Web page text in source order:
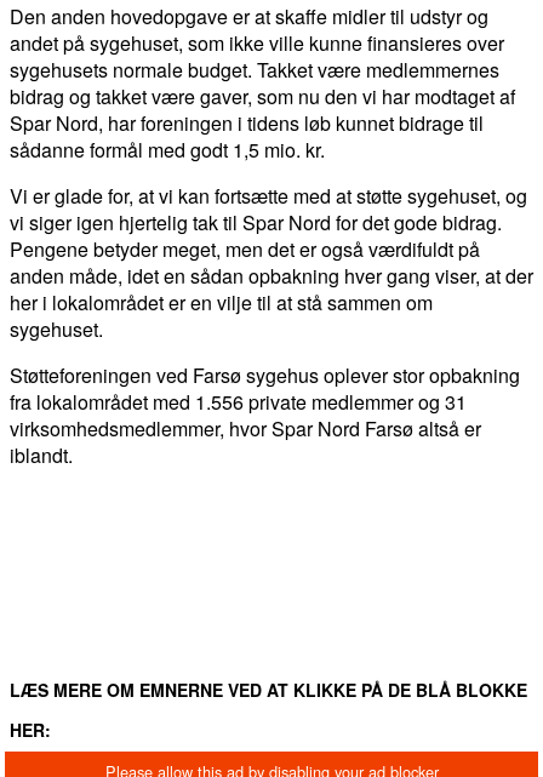
Den anden hovedopgave er at skaffe midler til udstyr og
andet på sygehuset, som ikke ville kunne finansieres over
sygehusets normale budget. Takket være medlemmernes
bidrag og takket være gaver, som nu den vi har modtaget af
Spar Nord, har foreningen i tidens løb kunnet bidrage til
sådanne formål med godt 1,5 mio. kr.
Vi er glade for, at vi kan fortsætte med at støtte sygehuset, og
vi siger igen hjertelig tak til Spar Nord for det gode bidrag.
Pengene betyder meget, men det er også værdifuldt på
anden måde, idet en sådan opbakning hver gang viser, at der
her i lokalområdet er en vilje til at stå sammen om
sygehuset.
Støtteforeningen ved Farsø sygehus oplever stor opbakning
fra lokalområdet med 1.556 private medlemmer og 31
virksomhedsmedlemmer, hvor Spar Nord Farsø altså er
iblandt.
LÆS MERE OM EMNERNE VED AT KLIKKE PÅ DE BLÅ BLOKKE
HER: